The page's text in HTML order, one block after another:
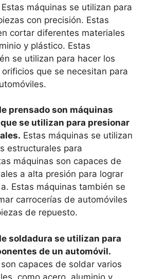
Estas máquinas se utilizan para
con precisión. Estas
cortar diferentes materiales
y plástico. Estas
se utilizan para hacer los
que se necesitan para
prensado son máquinas
se utilizan para presionar
Estas máquinas se utilizan
estructurales para
máquinas son capaces de
a alta presión para lograr
Estas máquinas también se
carrocerías de automóviles
de repuesto.
soldadura se utilizan para
de un automóvil.
capaces de soldar varios
como acero, aluminio y